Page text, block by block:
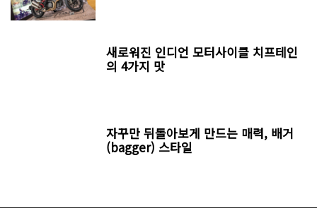
새로워진 인디언 모터사이클 치프테인
의 4가지 맛
자꾸만 뒤돌아보게 만드는 매력, 배거
(bagger) 스타일